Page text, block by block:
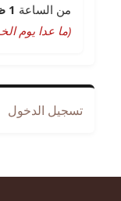
من الساعة 1 ظهرًا
(ما عدا يوم
تسجيل الدخول